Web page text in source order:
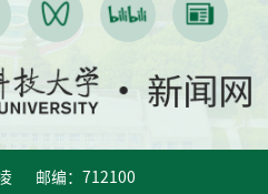
凌 邮编：712100